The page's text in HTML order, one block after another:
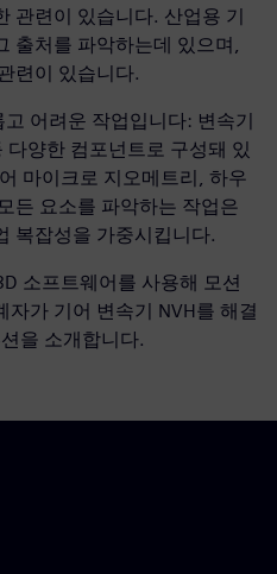
관련이 있습니다. 산업용 기
출처를 파악하는데 있으며,
련이 있습니다.
어려운 작업입니다: 변속기
양한 컴포넌트로 구성돼 있
마이크로 지오메트리, 하우
든 요소를 파악하는 작업은
복잡성을 가중시킵니다.
소프트웨어를 사용해 모션
자가 기어 변속기 NVH를 해결
을 소개합니다.